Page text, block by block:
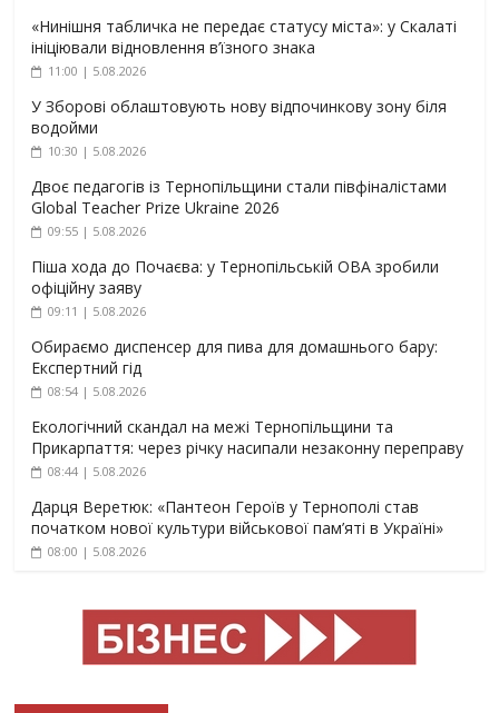
«Нинішня табличка не передає статусу міста»: у Скалаті
ініціювали відновлення в’їзного знака
11:00 | 5.08.2026
У Зборові облаштовують нову відпочинкову зону біля
водойми
10:30 | 5.08.2026
Двоє педагогів із Тернопільщини стали півфіналістами
Global Teacher Prize Ukraine 2026
09:55 | 5.08.2026
Піша хода до Почаєва: у Тернопільській ОВА зробили
офіційну заяву
09:11 | 5.08.2026
Обираємо диспенсер для пива для домашнього бару:
Експертний гід
08:54 | 5.08.2026
Екологічний скандал на межі Тернопільщини та
Прикарпаття: через річку насипали незаконну переправу
08:44 | 5.08.2026
Дарця Веретюк: «Пантеон Героїв у Тернополі став
початком нової культури військової пам’яті в Україні»
08:00 | 5.08.2026